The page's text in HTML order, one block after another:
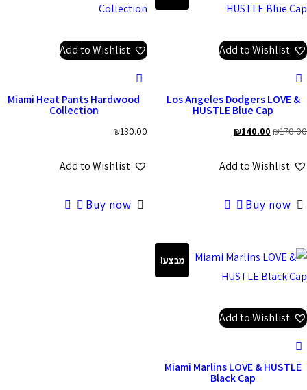
Add to Wishlist
Los Angeles Dodgers LOVE &
HUSTLE Blue Cap
₪170.00
₪140.00
Add to Wishlist
Buy now
Add to Wishlist
Miami Heat Pants Hardwood
Collection
₪130.00
Add to Wishlist
Buy now
מבצע!
Add to Wishlist
Miami Marlins LOVE & HUSTLE
Black Cap